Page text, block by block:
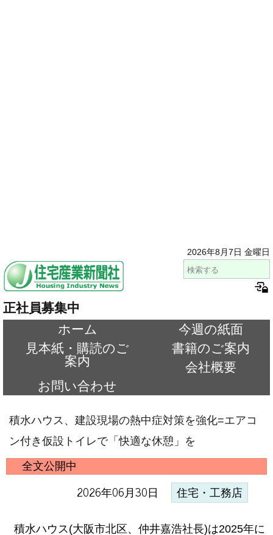
2026年8月7日 金曜日
正社員募集中
ホーム
今週の紙面
見本紙・購読のご
案内
書籍のご案内
会社概要
お問い合わせ
積水ハウス、建設現場の熱中症対策を強化=エアコ
ン付き仮設トイレで「快適な休憩」を
全文公開中
2026年06月30日 住宅・工務店
積水ハウス(大阪市北区、仲井嘉浩社長)は2025年に